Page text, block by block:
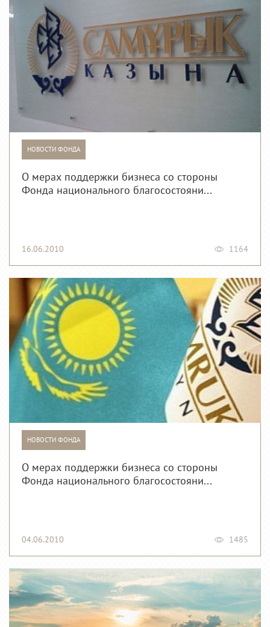
НОВОСТИ ФОНДА
О мерах поддержки бизнеса со стороны
Фонда национального благосостояни...
16.06.2010 1164
НОВОСТИ ФОНДА
О мерах поддержки бизнеса со стороны
Фонда национального благосостояни...
04.06.2010 1485